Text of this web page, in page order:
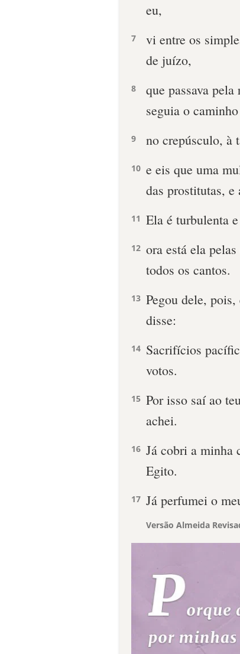
eu,
7
vi entre os
de juízo,
8
que passava
seguia o
9 no crepúsculo, à
10 e eis que uma
das prostitutas, e
11 Ela é turbulenta
12 ora está ela
todos os cantos.
13 Pegou dele,
disse:
14 Sacrifícios
votos.
15 Por isso saí ao
achei.
16 Já cobri a minha
Egito.
17 Já perfumei o
Versão Almeida